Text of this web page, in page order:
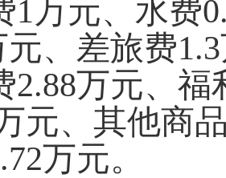
1万元、 水费0
元、差旅费1.3
2.88万元、福
元、其他商
万元。